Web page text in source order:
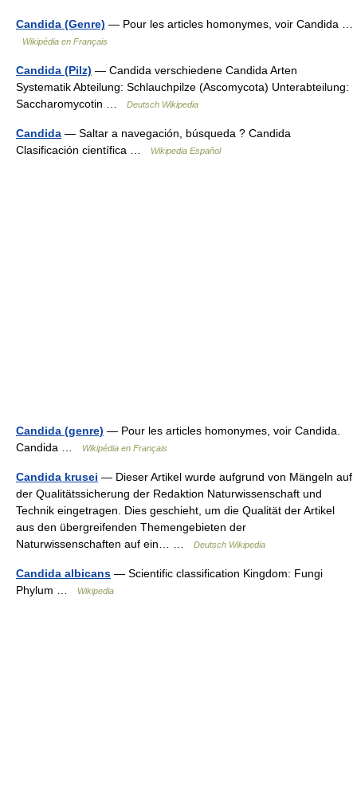
Candida (Genre) — Pour les articles homonymes, voir Candida …
Wikipédia en Français
Candida (Pilz) — Candida verschiedene Candida Arten
Systematik Abteilung: Schlauchpilze (Ascomycota) Unterabteilung:
Saccharomycotin …
Deutsch Wikipedia
Candida — Saltar a navegación, búsqueda ? Candida
Clasificación científica …
Wikipedia Español
Candida (genre) — Pour les articles homonymes, voir Candida.
Candida …
Wikipédia en Français
Candida krusei — Dieser Artikel wurde aufgrund von Mängeln auf
der Qualitätssicherung der Redaktion Naturwissenschaft und
Technik eingetragen. Dies geschieht, um die Qualität der Artikel
aus den übergreifenden Themengebieten der
Naturwissenschaften auf ein… …
Deutsch Wikipedia
Candida albicans — Scientific classification Kingdom: Fungi
Phylum …
Wikipedia